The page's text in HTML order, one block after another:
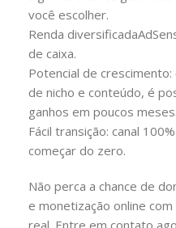
você escolher.
Renda
de caixa.
Potencial de
de nicho e conteúdo, é
ganhos em poucos meses.
Fácil transição: canal
começar do zero.
Não perca a chance de
e monetização online
real. Entre em contato